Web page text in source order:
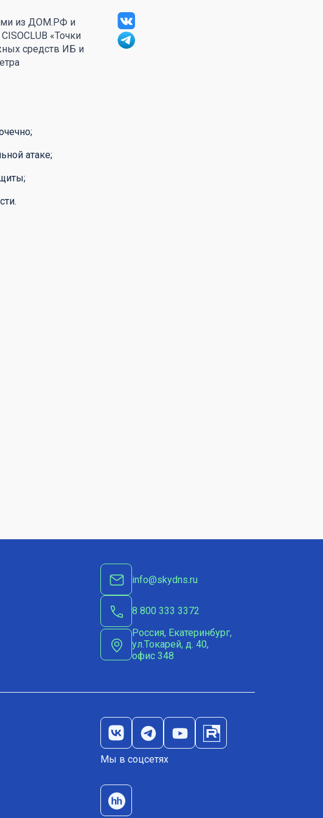
из ДОМ.РФ и
«Точки
средств ИБ и
атаке;
info@skydns.ru
8 800 333 3372
Россия, Екатеринбург,
ул.Токарей, д. 40,
офис 348
Мы в соцсетях